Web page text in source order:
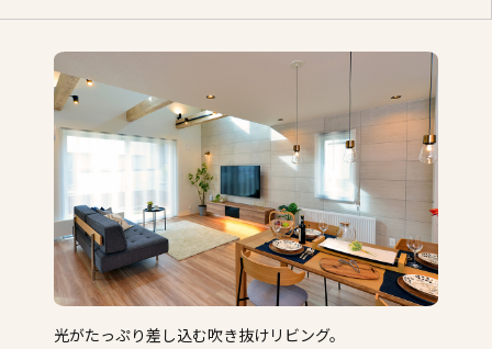
光がたっぷり差し込む吹き抜けリビング。